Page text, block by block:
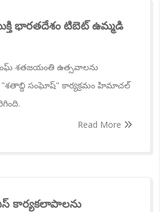
భారతదేశం టిబెట్ ఉమ్మడి
శతజయంతి ఉత్సవాలను
"శతాబ్ది సంఘోష్" కార్యక్రమం హిమాచల్
Read More
కార్యకలాపాలను